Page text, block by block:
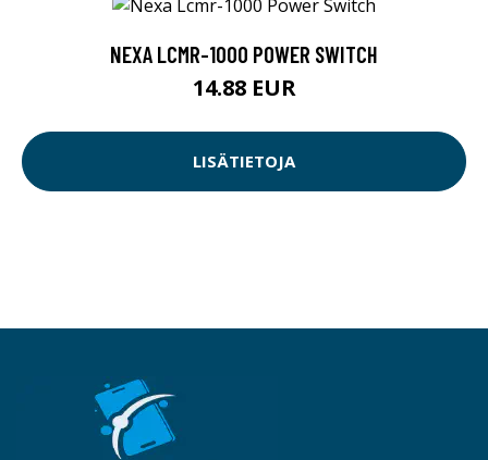
NEXA LCMR-1000 POWER SWITCH
14.88 EUR
LISÄTIETOJA